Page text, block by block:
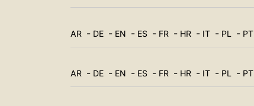
AR - DE - EN - ES - FR - HR - IT - PL - PT
AR - DE - EN - ES - FR - HR - IT - PL - PT